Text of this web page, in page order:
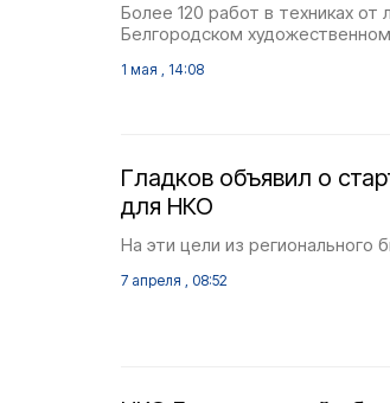
Более 120 работ в техниках
Белгородском
1 мая , 14:08
Гладков объявил о
для НКО
На эти цели из
7 апреля , 08:52